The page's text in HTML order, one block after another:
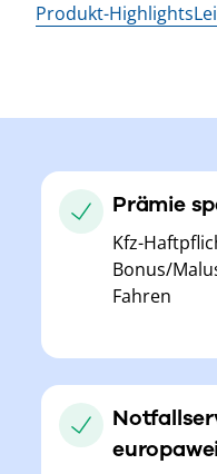
Produkt-Highlights
Prämie
Kfz-
Bonus/
Fahren